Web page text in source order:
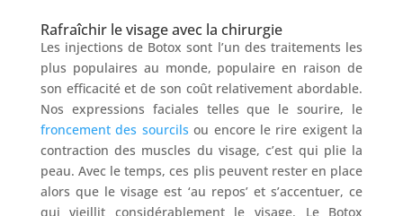
Rafraîchir le visage avec la chirurgie
Les injections de Botox sont l’un des traitements les
plus populaires au monde, populaire en raison de
son efficacité et de son coût relativement abordable.
Nos expressions faciales telles que le sourire, le
froncement des sourcils ou encore le rire exigent la
contraction des muscles du visage, c’est qui plie la
peau. Avec le temps, ces plis peuvent rester en place
alors que le visage est ‘au repos’ et s’accentuer, ce
qui vieillit considérablement le visage. Le Botox